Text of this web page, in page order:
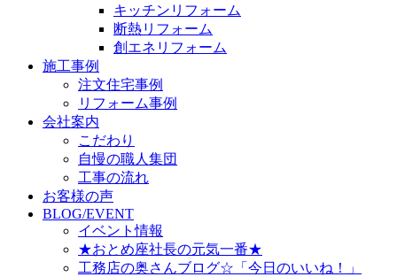
キッチンリフォーム
断熱リフォーム
創エネリフォーム
施工事例
注文住宅事例
リフォーム事例
会社案内
こだわり
自慢の職人集団
工事の流れ
お客様の声
BLOG/EVENT
イベント情報
★おとめ座社長の元気一番★
工務店の奥さんブログ☆「今日のいいね！」